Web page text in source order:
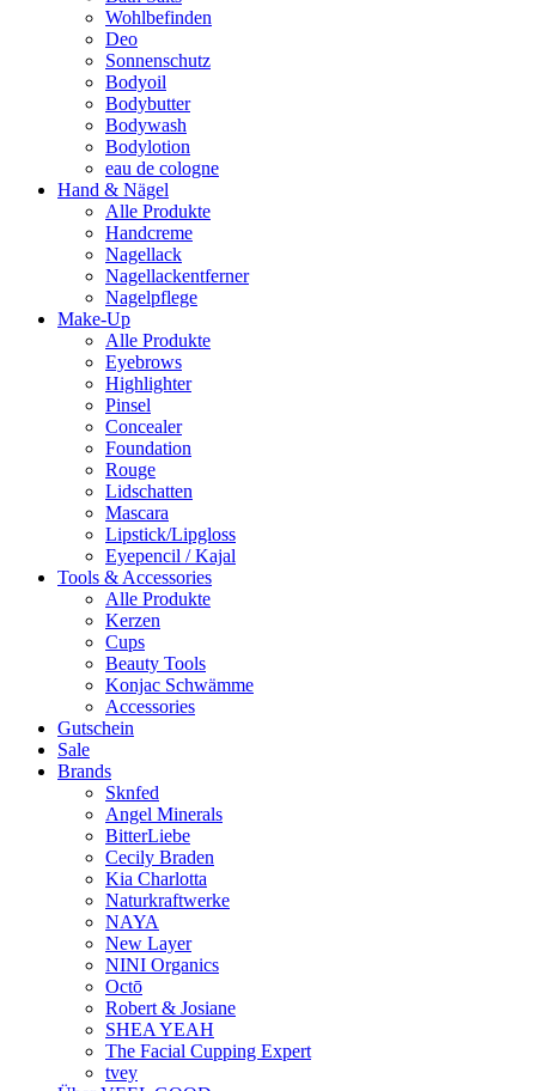
Wohlbefinden
Deo
Sonnenschutz
Bodyoil
Bodybutter
Bodywash
Bodylotion
eau de cologne
Hand & Nägel
Alle Produkte
Handcreme
Nagellack
Nagellackentferner
Nagelpflege
Make-Up
Alle Produkte
Eyebrows
Highlighter
Pinsel
Concealer
Foundation
Rouge
Lidschatten
Mascara
Lipstick/Lipgloss
Eyepencil / Kajal
Tools & Accessories
Alle Produkte
Kerzen
Cups
Beauty Tools
Konjac Schwämme
Accessories
Gutschein
Sale
Brands
Sknfed
Angel Minerals
BitterLiebe
Cecily Braden
Kia Charlotta
Naturkraftwerke
NAYA
New Layer
NINI Organics
Octō
Robert & Josiane
SHEA YEAH
The Facial Cupping Expert
tvey